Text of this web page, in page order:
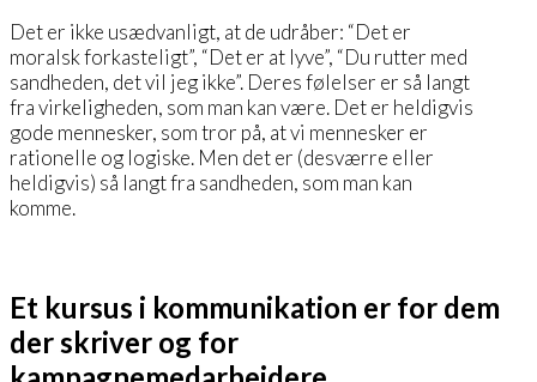
Det er ikke usædvanligt, at de udråber: “Det er
moralsk forkasteligt”, “Det er at lyve”, “Du rutter med
sandheden, det vil jeg ikke”. Deres følelser er så langt
fra virkeligheden, som man kan være. Det er heldigvis
gode mennesker, som tror på, at vi mennesker er
rationelle og logiske. Men det er (desværre eller
heldigvis) så langt fra sandheden, som man kan
komme.
Et kursus i kommunikation er for dem
der skriver og for